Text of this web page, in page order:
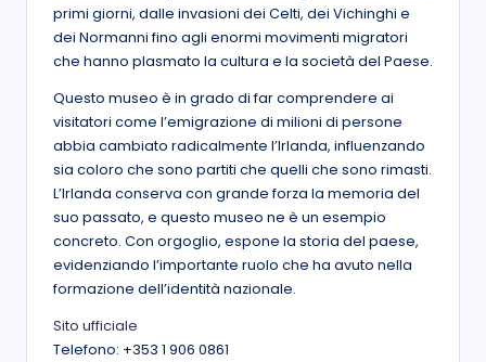
primi giorni, dalle invasioni dei Celti, dei Vichinghi e
dei Normanni fino agli enormi movimenti migratori
che hanno plasmato la cultura e la società del Paese.
Questo museo è in grado di far comprendere ai
visitatori come l’emigrazione di milioni di persone
abbia cambiato radicalmente l’Irlanda, influenzando
sia coloro che sono partiti che quelli che sono rimasti.
L’Irlanda conserva con grande forza la memoria del
suo passato, e questo museo ne è un esempio
concreto. Con orgoglio, espone la storia del paese,
evidenziando l’importante ruolo che ha avuto nella
formazione dell’identità nazionale.
Sito ufficiale
Telefono: +353 1 906 0861